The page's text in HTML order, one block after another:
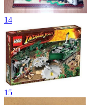
14
15